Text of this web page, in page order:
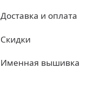
Доставка и оплата
Скидки
Именная вышивка